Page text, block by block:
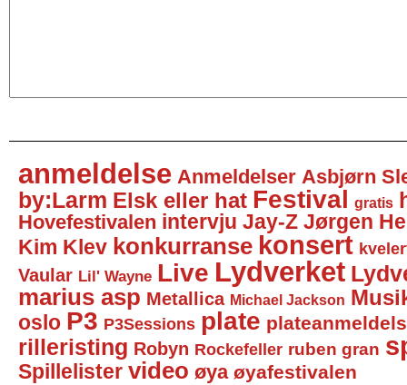
anmeldelse Anmeldelser Asbjørn
by:Larm Elsk eller hat Festival gratis
Hovefestivalen intervju Jay-Z Jørgen
Kim Klev konkurranse konsert
Vaular Lil' Wayne Live Lydverket
marius asp Metallica Michael Jackson
oslo P3 P3Sessions plate
rilleristing Robyn Rockefeller ruben gran
Spillelister video øya øyafestivalen